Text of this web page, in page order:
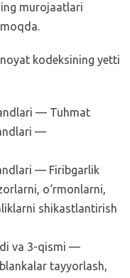
murojaatlari
kodeksining yetti
— Tuhmat
—
— Firibgarlik
o‘rmonlarni,
shikastlantirish
va 3-qismi —
tayyorlash,